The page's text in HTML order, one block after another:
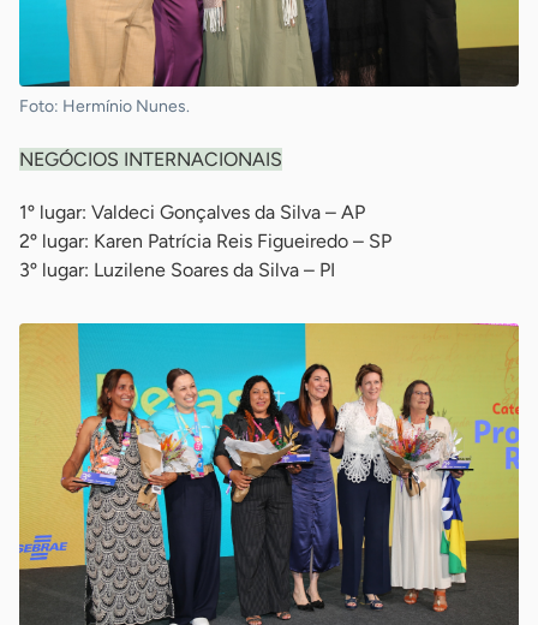
Foto: Hermínio Nunes.
NEGÓCIOS INTERNACIONAIS
1º lugar: Valdeci Gonçalves da Silva – AP
2º lugar: Karen Patrícia Reis Figueiredo – SP
3º lugar: Luzilene Soares da Silva – PI